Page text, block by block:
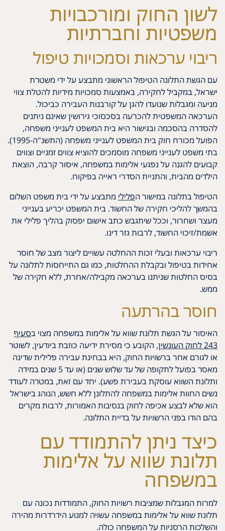
לשון החוק ומורכבויות
משפטיות וחברתיות
ריבוי ערכאות וסמכויות טיפול
עם הגשת התלונה הטיפול הראשוני מתבצע על ידי משטרת
ישראל, במקביל לחקירה, באמצעות סמכויות מידיות להטלת צווי
מניעה ומגבלות שנועדו להגן על קורבנות העבירה כביכול.
הערכאה המשפטית להכרעה בסכסוכי גירושין שאינם ניתנים
להסדרה בהסכמה ובגישור היא בית המשפט לענייני משפחה,
הפועל מכורח חוק בית המשפט לענייני משפחה (התשנ"ה-1995).
בתי משפט לענייני משפחה מוסמכים להוציא צווים זמניים וצווים
קבועים להגנה על נפגעי אלימות במשפחה, איסור קרבה, הוצאת
הילדים מהבית, והתניית הסדרי ראייה בפיקוח.
הטיפול בתלונה במישור הפלילי מתבצע על ידי בית משפט השלום
בהמשך להליכי חקירה של החשוד. בית המשפט יכריע בענייני
מעצר ושחרור, וככל שיתגבש כתב אישום יפסוק בהליך פלילי את
אשמת/זיכוי החשוד, לרבות גזר דינו.
ריבוי ערכאות ובעלי זכות ההחלטה עשויים ליצור מצב של חוסר
אחידות בטיפול ובקבלת ההחלטות, כמו גם התייחסות לתלונה על
בסיס החלטות שניתנו בערכאה מקבילה/אחרת, ללא חקירה של
ממש.
חוסר בהרתעה
האיסור על הגשת תלונת שווא על אלימות במשפחה מצוי בסעיף
243 לחוק העונשין
, הקובע כי מסירת ידיעה כוזבת ביודעין, לשוטר
או לגורם אחר ברשויות החוק, היא בבחינת עבירה פלילית שדינה
מאסר בפועל לתקופה של עד שלוש שנים (או עד 5 שנים במידה
ותלונת השווא עוסקת בעבירת פשע). יחד עם זאת, במטרה לעודד
נשים החוות אלימות במשפחה להתלונן ללא חשש, הנוהג בישראל
הוא שלא לבצע אכיפה לחוק בנסיבות האמורות, לרבות מקרים
בהם הודו בפני הרשויות על בדיית התלונה.
כיצד ניתן להתמודד עם
תלונת שווא על אלימות
במשפחה
למרות המגבלות שמציבות רשויות החוק, התמודדות נכונה עם
תלונת שווא על אלימות במשפחה עשויה למנוע הידרדרות מהירה
והשלכות הרסניות על המשפחה כולה.